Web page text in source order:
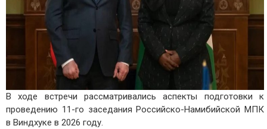
В ходе встречи рассматривались аспекты подготовки к
проведению 11-го заседания Российско-Намибийской МПК
в Виндхуке в 2026 году.